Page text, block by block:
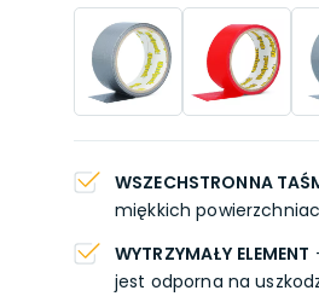
WSZECHSTRONNA
miękkich
WYTRZYMAŁY ELEMENT
jest odporna na